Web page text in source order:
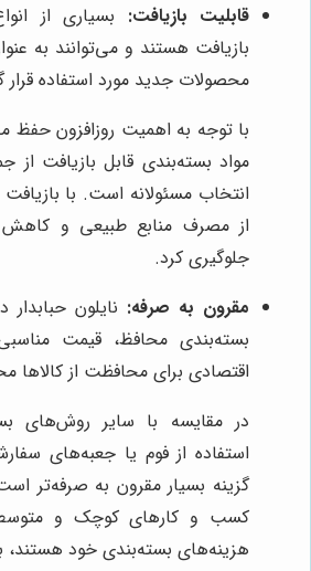
قابلیت بازیافت: بسیاری از
بازیافت هستند و می‌توانند به
محصولات جدید مورد استفاده قرار
با توجه به اهمیت روزافزون حفظ
مواد بسته‌بندی قابل بازیافت از
انتخاب مسئولانه است. با بازیافت
از مصرف منابع طبیعی و
جلوگیری کرد.
مقرون به صرفه: نایلون
بسته‌بندی محافظ، قیمت
اقتصادی برای محافظت از
در مقایسه با سایر روش‌های
استفاده از فوم یا جعبه‌های
گزینه بسیار مقرون به صرفه‌تر
کسب و کارهای کوچک و
هزینه‌های بسته‌بندی خود